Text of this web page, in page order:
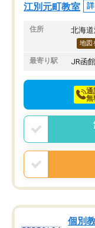
江別元町教室
住所 北海
地図
最寄り駅 JR函
通
無
個別